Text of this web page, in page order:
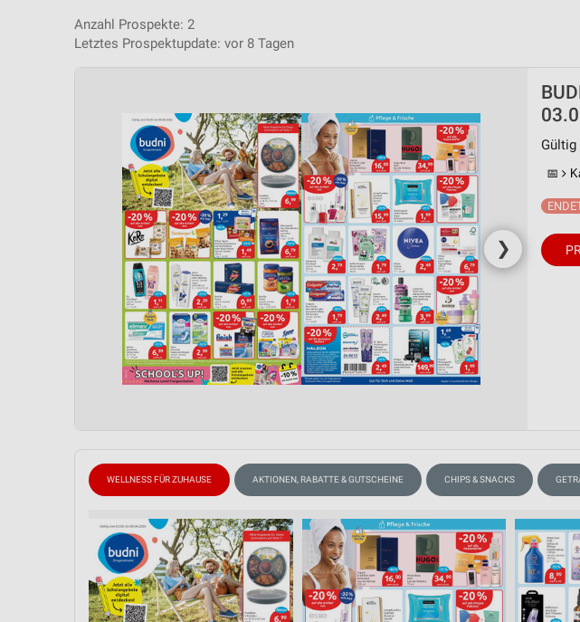
Anzahl Prospekte: 2
Letztes Prospektupdate: vor 8 Tagen
❯
Gültig
📅
WELLNESS FÜR ZUHAUSE AKTIONEN, RABATTE & GUTSCHEINE CHIPS & SNACKS